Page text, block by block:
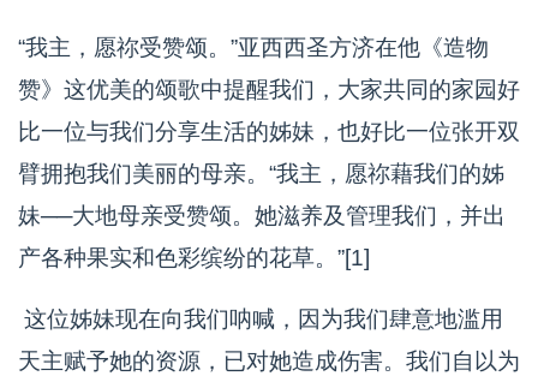
“我主，愿祢受赞颂。”亚西西圣方济在他《造物
赞》这优美的颂歌中提醒我们，大家共同的家园好
比一位与我们分享生活的姊妹，也好比一位张开双
臂拥抱我们美丽的母亲。“我主，愿祢藉我们的姊
妹──大地母亲受赞颂。她滋养及管理我们，并出
产各种果实和色彩缤纷的花草。”[1]
这位姊妹现在向我们呐喊，因为我们肆意地滥用
天主赋予她的资源，已对她造成伤害。我们自以为